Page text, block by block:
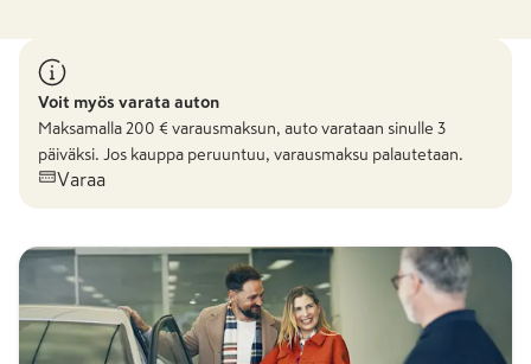
Voit myös varata auton
Maksamalla 200 € varausmaksun, auto varataan sinulle 3
päiväksi. Jos kauppa peruuntuu, varausmaksu palautetaan.
Varaa